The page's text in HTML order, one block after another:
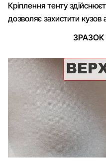
Кріплення тенту
дозволяє захистити
ЗРАЗОК